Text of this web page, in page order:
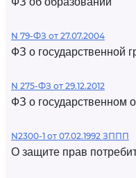
N 79-ФЗ от 27.07.2004
ФЗ о государственной
N 275-ФЗ от 29.12.2012
ФЗ о государственном
N2300-1 от 07.02.1992 ЗППП
О защите прав